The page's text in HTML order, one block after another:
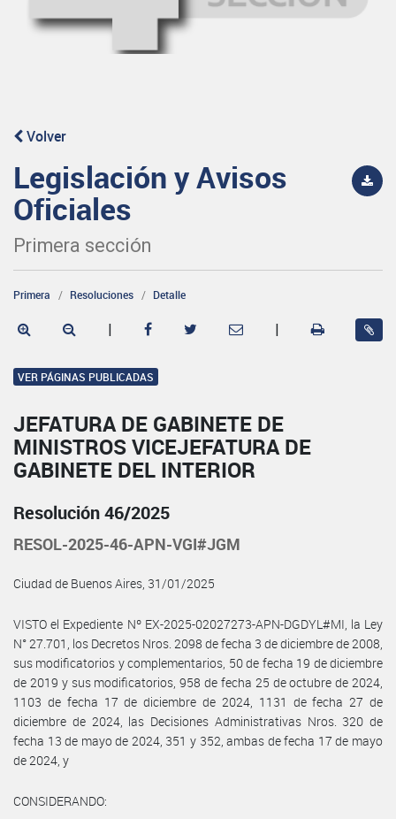
Volver
Legislación y Avisos
Oficiales
Primera sección
Primera Resoluciones Detalle
| |
VER PÁGINAS PUBLICADAS
JEFATURA DE GABINETE DE
MINISTROS VICEJEFATURA DE
GABINETE DEL INTERIOR
Resolución 46/2025
RESOL-2025-46-APN-VGI#JGM
Ciudad de Buenos Aires, 31/01/2025
VISTO el Expediente Nº EX-2025-02027273-APN-DGDYL#MI, la Ley
N° 27.701, los Decretos Nros. 2098 de fecha 3 de diciembre de 2008,
sus modificatorios y complementarios, 50 de fecha 19 de diciembre
de 2019 y sus modificatorios, 958 de fecha 25 de octubre de 2024,
1103 de fecha 17 de diciembre de 2024, 1131 de fecha 27 de
diciembre de 2024, las Decisiones Administrativas Nros. 320 de
fecha 13 de mayo de 2024, 351 y 352, ambas de fecha 17 de mayo
de 2024, y
CONSIDERANDO: